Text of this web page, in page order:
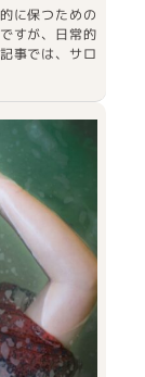
に保つための
すが、日常的
事では、サロ